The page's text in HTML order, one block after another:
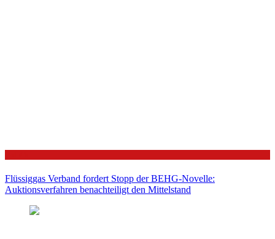
Flüssiggas Verband fordert Stopp der BEHG-Novelle:
Auktionsverfahren benachteiligt den Mittelstand